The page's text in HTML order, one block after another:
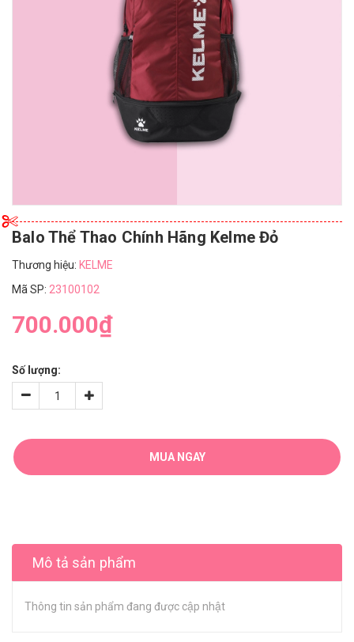
Balo Thể Thao Chính Hãng Kelme Đỏ
Thương hiệu: KELME
Mã SP: 23100102
700.000₫
Số lượng:
MUA NGAY
Mô tả sản phẩm
Thông tin sản phẩm đang được cập nhật